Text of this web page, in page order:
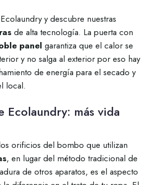
y descubre nuestras
de alta tecnología. La puerta con
panel garantiza que el calor se
y no salga al exterior por eso hay
de energía para el secado y
local.
Ecolaundry: más vida
orificios del bombo que utilizan
, en lugar del método tradicional de
de otros aparatos, es el aspecto